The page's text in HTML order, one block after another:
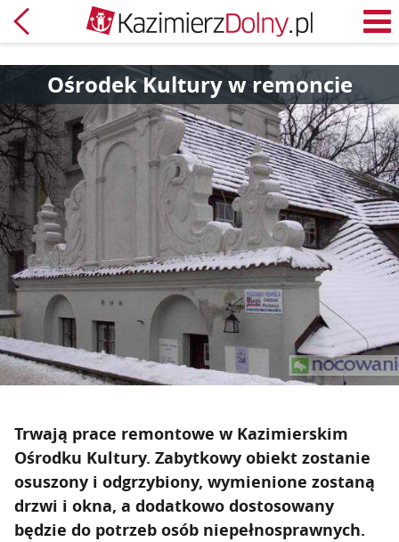
Powrót
Ośrodek Kultury w remoncie
Trwają prace remontowe w Kazimierskim
Ośrodku Kultury. Zabytkowy obiekt zostanie
osuszony i odgrzybiony, wymienione zostaną
drzwi i okna, a dodatkowo dostosowany
będzie do potrzeb osób niepełnosprawnych.